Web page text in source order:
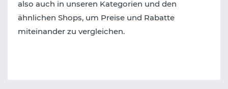
also auch in unseren Kategorien und den
ähnlichen Shops, um Preise und Rabatte
miteinander zu vergleichen.